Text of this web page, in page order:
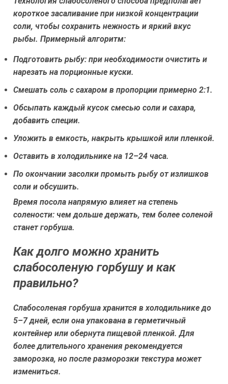
короткое засаливание при низкой концентрации
соли, чтобы сохранить нежность и яркий вкус
рыбы. Примерный алгоритм:
Подготовить рыбу: при необходимости очистить и
нарезать на порционные куски.
Смешать соль с сахаром в пропорции примерно 2:1.
Обсыпать каждый кусок смесью соли и сахара,
добавить специи.
Уложить в емкость, накрыть крышкой или пленкой.
Оставить в холодильнике на 12–24 часа.
По окончании засолки промыть рыбу от излишков
соли и обсушить.
Время посола напрямую влияет на степень
солености: чем дольше держать, тем более соленой
станет горбуша.
Как долго можно хранить
слабосоленую горбушу и как
правильно?
Слабосоленая горбуша хранится в холодильнике до
5–7 дней, если она упакована в герметичный
контейнер или обернута пищевой пленкой. Для
более длительного хранения рекомендуется
заморозка, но после разморозки текстура может
измениться.